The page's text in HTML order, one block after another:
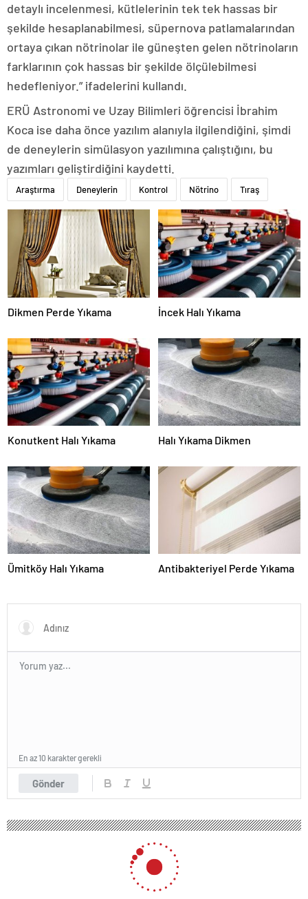
detaylı incelenmesi, kütlelerinin tek tek hassas bir
şekilde hesaplanabilmesi, süpernova patlamalarından
ortaya çıkan nötrinolar ile güneşten gelen nötrinoların
farklarının çok hassas bir şekilde ölçülebilmesi
hedefleniyor.” ifadelerini kullandı.
ERÜ Astronomi ve Uzay Bilimleri öğrencisi İbrahim
Koca ise daha önce yazılım alanıyla ilgilendiğini, şimdi
de deneylerin simülasyon yazılımına çalıştığını, bu
yazımları geliştirdiğini kaydetti.
Araştırma Deneylerin Kontrol Nötrino Tıraş
Dikmen Perde Yıkama İncek Halı Yıkama
Konutkent Halı Yıkama Halı Yıkama Dikmen
Ümitköy Halı Yıkama Antibakteriyel Perde Yıkama
Gönder
En az 10 karakter gerekli